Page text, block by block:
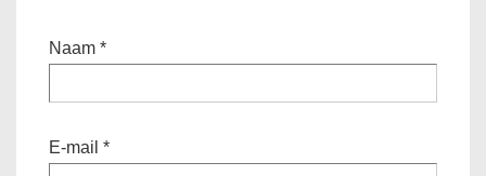
Naam *
E-mail *